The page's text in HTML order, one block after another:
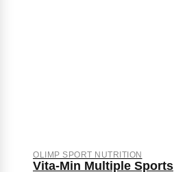
OLIMP SPORT NUTRITION
Vita-Min Multiple Sports